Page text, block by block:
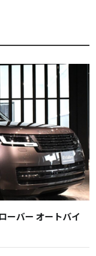
バー オートバイ